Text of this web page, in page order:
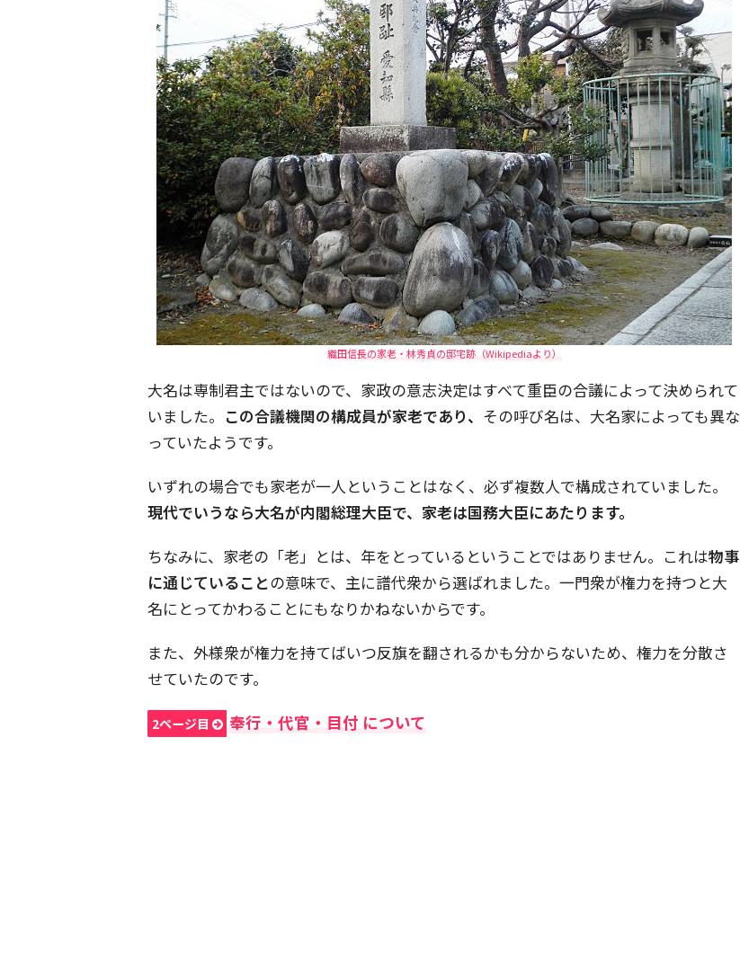
織田信長の家老・林秀貞の邸宅跡（Wikipediaより）
大名は専制君主ではないので、家政の意志決定はすべて重臣の合議によって決められて
いました。 この合議機関の構成員が家老であり、 その呼び名は、大名家によっても異な
っていたようです。
いずれの場合でも家老が一人ということはなく、必ず複数人で構成されていました。
現代でいうなら大名が内閣総理大臣で、家老は国務大臣にあたります。
ちなみに、家老の「老」とは、年をとっているということではありません。これは物事
に通じていることの意味で、主に譜代衆から選ばれました。一門衆が権力を持つと大
名にとってかわることにもなりかねないからです。
また、外様衆が権力を持てばいつ反旗を翻されるかも分からないため、権力を分散さ
せていたのです。
2ページ目 奉行・代官・目付 について